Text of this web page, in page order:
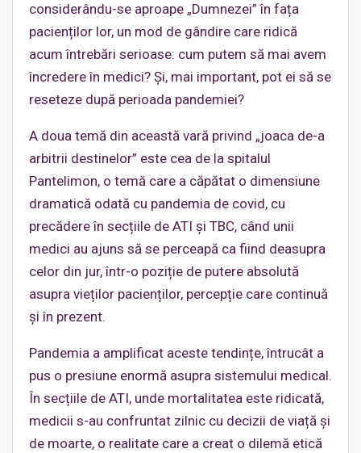
considerându-se aproape „Dumnezei” în fața
pacienților lor, un mod de gândire care ridică
acum întrebări serioase: cum putem să mai avem
încredere în medici? Și, mai important, pot ei să se
reseteze după perioada pandemiei?
A doua temă din această vară privind „joaca de-a
arbitrii destinelor” este cea de la spitalul
Pantelimon, o temă care a căpătat o dimensiune
dramatică odată cu pandemia de covid, cu
precădere în secțiile de ATI și TBC, când unii
medici au ajuns să se perceapă ca fiind deasupra
celor din jur, într-o poziție de putere absolută
asupra vieților pacienților, percepție care continuă
și în prezent.
Pandemia a amplificat aceste tendințe, întrucât a
pus o presiune enormă asupra sistemului medical.
În secțiile de ATI, unde mortalitatea este ridicată,
medicii s-au confruntat zilnic cu decizii de viață și
de moarte, o realitate care a creat o dilemă etică